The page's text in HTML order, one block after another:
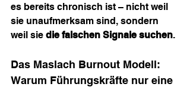
es bereits chronisch ist – nicht weil
sie unaufmerksam sind, sondern
weil sie die falschen Signale suchen.
Das Maslach Burnout Modell:
Warum Führungskräfte nur eine